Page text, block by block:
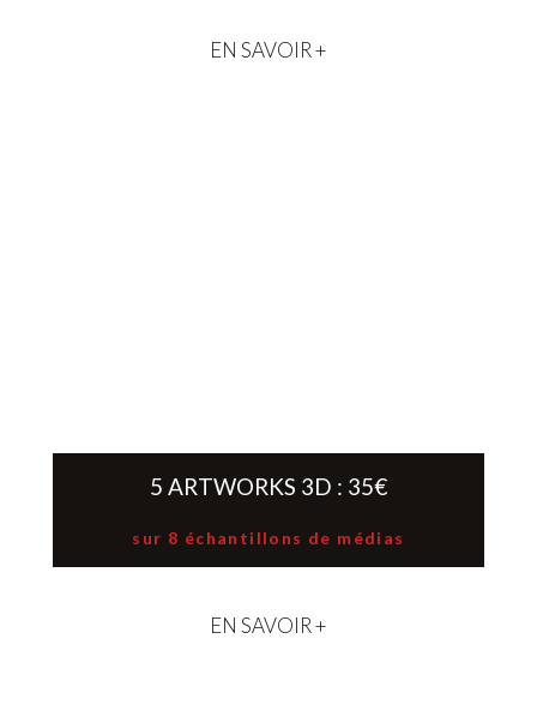
EN SAVOIR +
5 ARTWORKS 3D : 35€
sur 8 échantillons de médias
EN SAVOIR +